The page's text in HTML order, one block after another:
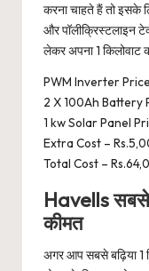
करना चाहते हैं तो इसके
और पॉलीक्रिस्टलाइन
लेकर अपना 1 किलोवाट
PWM Inverter
2 X 100Ah Battery
1 kw Solar Panel
Extra Cost –
Total Cost –
Havells सबसे
कीमत
अगर आप सबसे बढ़िया 1